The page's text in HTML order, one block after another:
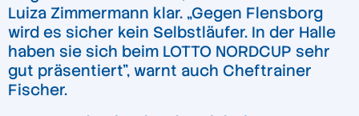
Luiza Zimmermann klar. „Gegen Flensborg
wird es sicher kein Selbstläufer. In der Halle
haben sie sich beim LOTTO NORDCUP sehr
gut präsentiert”, warnt auch Cheftrainer
Fischer.